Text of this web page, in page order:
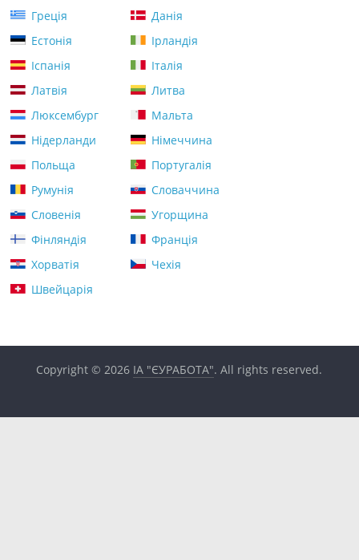
Греція
Данія
Естонія
Ірландія
Іспанія
Італія
Латвія
Литва
Люксембург
Мальта
Нідерланди
Німеччина
Польща
Португалія
Румунія
Словаччина
Словенія
Угорщина
Фінляндія
Франція
Хорватія
Чехія
Швейцарія
Copyright © 2026 ІА "ЄУРАБОТА". All rights reserved.